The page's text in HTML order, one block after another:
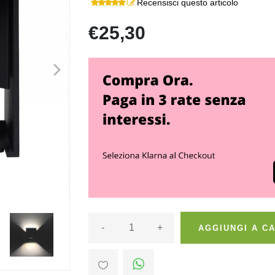
>
Recensisci questo articolo
€25,30
- + AGGIUNGI A